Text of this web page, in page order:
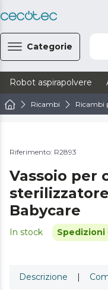
Categorie
Robot aspirapolvere
Ricambi Ricambi
Riferimento: R2893
Vassoio per
Babycare
In stock Spedizioni
Descrizione |